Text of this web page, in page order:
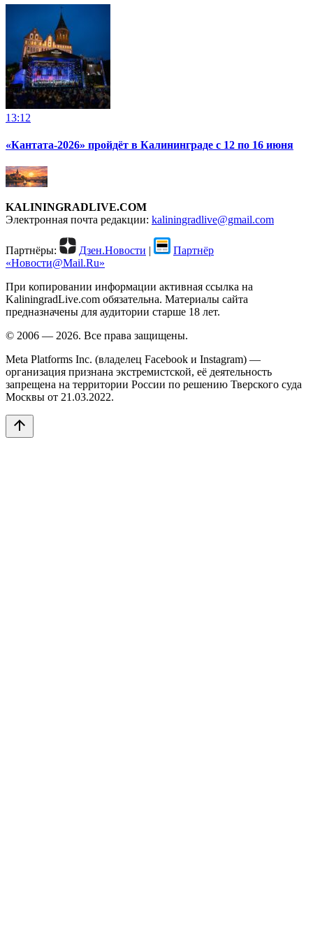
13:12
«Кантата-2026» пройдёт в Калининграде с 12 по 16 июня
KALININGRADLIVE.COM
Электронная почта редакции: kaliningradlive@gmail.com
Партнёры: Дзен.Новости |
Партнёр
«Новости@Mail.Ru»
При копировании информации активная ссылка на
KaliningradLive.com обязательна. Материалы сайта
предназначены для аудитории старше 18 лет.
© 2006 — 2026. Все права защищены.
Meta Platforms Inc. (владелец Facebook и Instagram) —
организация признана экстремистской, её деятельность
запрещена на территории России по решению Тверского суда
Москвы от 21.03.2022.
arrow_upward